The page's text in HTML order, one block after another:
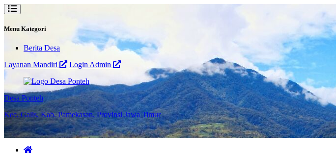
Menu Kategori
Berita Desa
Layanan Mandiri
Login Admin
Desa Ponteh
Kec. Galis, Kab. Pamekasan, Provinsi Jawa Timur